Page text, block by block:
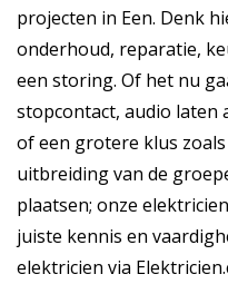
projecten in Een. Denk
onderhoud, reparatie,
een storing. Of het nu
stopcontact, audio laten
of een grotere klus
uitbreiding van de
plaatsen; onze
juiste kennis en
elektricien via